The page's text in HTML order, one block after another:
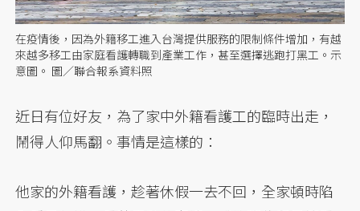
在疫情後，因為外籍移工進入台灣提供服務的限制條件增加，有越
來越多移工由家庭看護轉職到產業工作，甚至選擇逃跑打黑工。示
意圖。 圖／聯合報系資料照
近日有位好友，為了家中外籍看護工的臨時出走，
鬧得人仰馬翻。事情是這樣的：
他家的外籍看護，趁著休假一去不回，全家頓時陷